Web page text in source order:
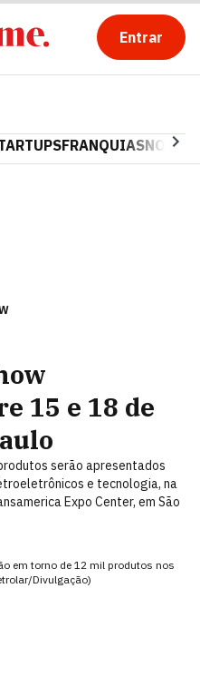
Entrar
FRANQUIAS
15 e 18 de
serão apresentados
e tecnologia, na
Expo Center, em São
em torno de 12 mil produtos nos
Divulgação)